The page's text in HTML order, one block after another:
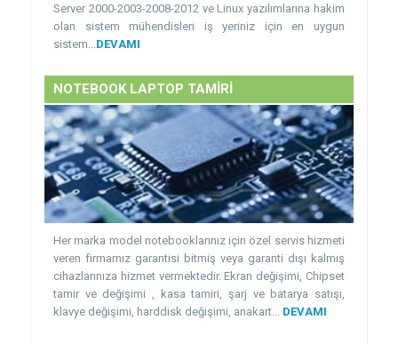
Server 2000-2003-2008-2012 ve Linux yazılımlarına hakim
olan sistem mühendisleri iş yeriniz için en uygun
sistem... DEVAMI
NOTEBOOK LAPTOP TAMİRİ
Her marka model notebooklarınız için özel servis hizmeti
veren firmamız garantisi bitmiş veya garanti dışı kalmış
cihazlarınıza hizmet vermektedir. Ekran değişimi, Chipset
tamir ve değişimi , kasa tamiri, şarj ve batarya satışı,
klavye değişimi, harddisk değişimi, anakart... DEVAMI